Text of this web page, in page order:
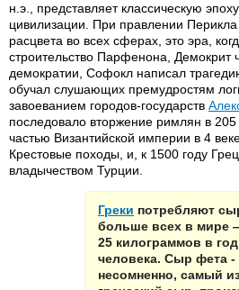
н.э., представляет классическую
цивилизации. При правлении Перикла
расцвета во всех сферах, это эра,
строительство Парфенона, Демокрит
демократии, Софокл написал
обучал слушающих премудростям
завоеванием городов-государств
последовало вторжение римлян в 205
частью Византийской империи в 4
Крестовые походы, и, к 1500 году
владычеством Турции.
Греки потребляют
больше всех в мире
25 килограммов в
человека. Сыр фета -
несомненно, самый